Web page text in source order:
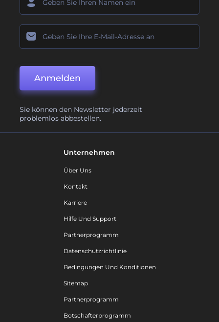
Anmelden
Sie können den Newsletter jederzeit
problemlos abbestellen.
Unternehmen
Über Uns
Kontakt
Karriere
Hilfe Und Support
Partnerprogramm
Datenschutzrichtlinie
Bedingungen Und Konditionen
Sitemap
Partnerprogramm
Botschafterprogramm